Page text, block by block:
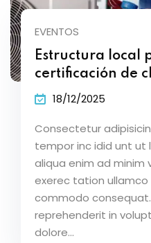
EVENTOS
Estructura local
certificación de
18/12/2025
Consectetur
tempor inc idid unt
aliqua enim ad minim
exerec tation ullamco
commodo
reprehenderit in
dolore...
Remember me